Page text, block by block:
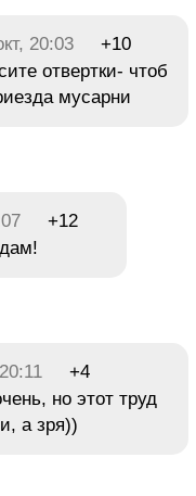
20:03
+10
отвертки- чтоб
мусарни
+12
+4
но этот труд
а зря))